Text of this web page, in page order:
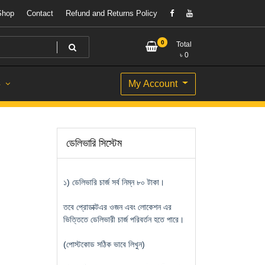
Contact Refund and Returns Policy
0
Total
৳ 0
My Account
ডেলিভারি সিস্টেম
১) ডেলিভারি চার্জ সর্ব নিম্ন ৮০ টাকা।
তবে প্রোডাক্টএর ওজন এবং লোকেশন এর
ভিত্তিতে ডেলিভারী চার্জ পরিবর্তন হতে পারে।
(পোস্টকোড সঠিক ভাবে লিখুন)